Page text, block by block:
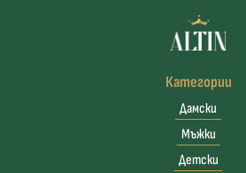
Категории
Дамски
Мъжки
Детски